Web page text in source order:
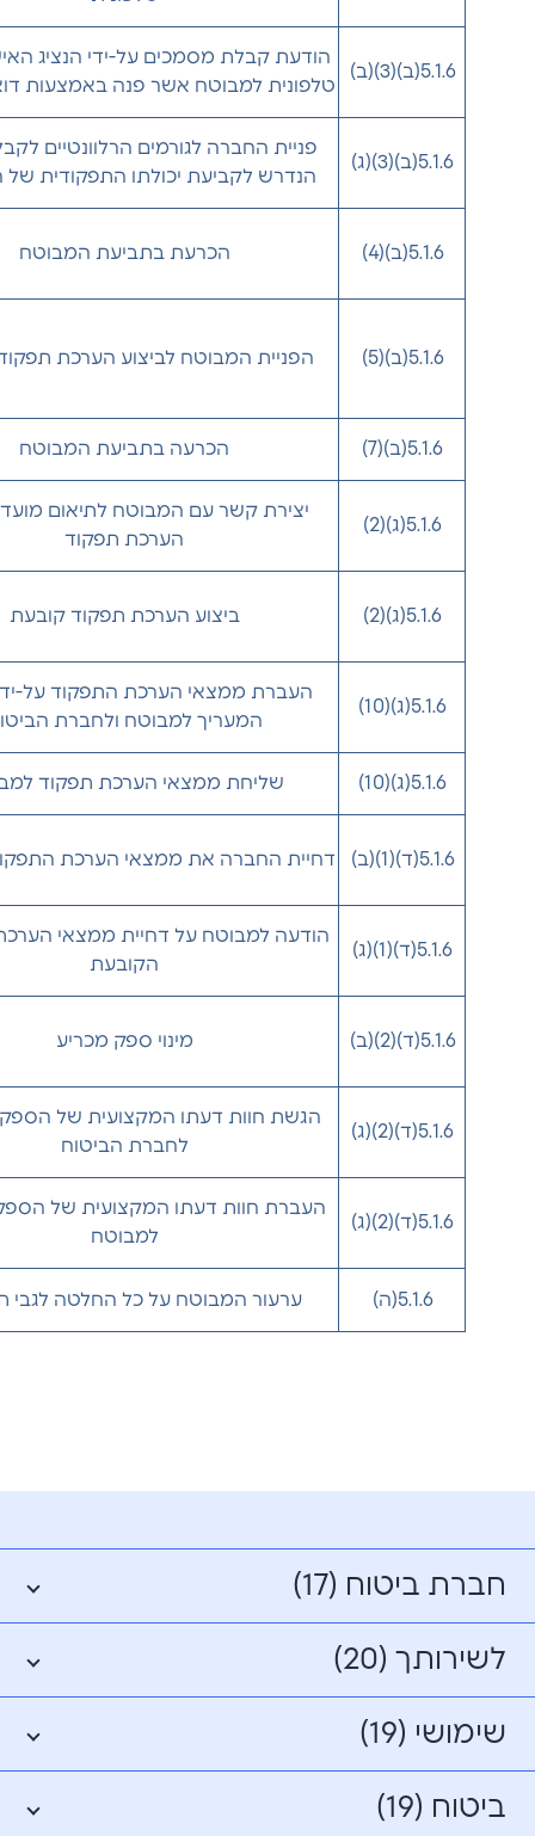
5.1.6(ב)(3)(ב)
הודעת קבלת מסמכים על-ידי הנציג
טלפונית למבוטח אשר פנה באמצעות
5.1.6(ב)(3)(ג)
פניית החברה לגורמים הרלוונטיים
הנדרש לקביעת יכולתו התפקודית
5.1.6(ב)(4) הכרעת בתביעת המבוטח
5.1.6(ב)(5) הפניית המבוטח לביצוע הערכת
5.1.6(ב)(7) הכרעה בתביעת המבוטח
5.1.6(ג)(2)
יצירת קשר עם המבוטח לתיאום מועד
הערכת תפקוד
5.1.6(ג)(2) ביצוע הערכת תפקוד קובעת
5.1.6(ג)(10)
העברת ממצאי הערכת התפקוד על-
המעריך למבוטח ולחברת
5.1.6(ג)(10) שליחת ממצאי הערכת תפקוד
5.1.6(ד)(1)(ב) דחיית החברה את ממצאי הערכת
5.1.6(ד)(1)(ג)
הודעה למבוטח על דחיית ממצאי
הקובעת
5.1.6(ד)(2)(ב) מינוי ספק מכריע
5.1.6(ד)(2)(ג)
הגשת חוות דעתו המקצועית של
לחברת הביטוח
5.1.6(ד)(2)(ג)
העברת חוות דעתו המקצועית של
למבוטח
5.1.6(ה) ערעור המבוטח על כל החלטה לגבי
חברת ביטוח (17)
לשירותך (20)
שימושי (19)
ביטוח (19)